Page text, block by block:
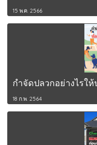
15 พ.ค. 2566
กำจัดปลวกอย่างไรใ
18 ก.พ. 2564